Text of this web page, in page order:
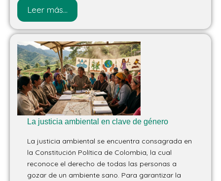
Leer más...
La justicia ambiental en clave de género
La justicia ambiental se encuentra consagrada en
la Constitución Política de Colombia, la cual
reconoce el derecho de todas las personas a
gozar de un ambiente sano. Para garantizar la